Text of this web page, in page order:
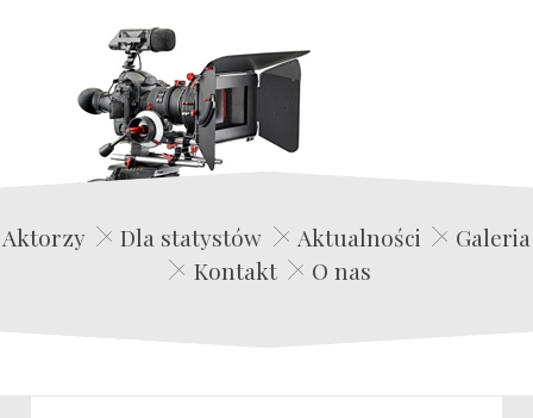
Edwin Film Agencja Aktorska
Aktorzy Dla statystów Aktualności
Galeria
Kontakt
O nas